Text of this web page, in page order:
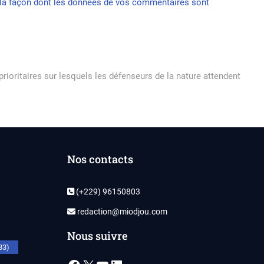
façon dont les données de vos commentaires sont
sur lesquels les défenseurs de la nature attendent
Nos contacts
(+229) 96150803
redaction@miodjou.com
Nous suivre